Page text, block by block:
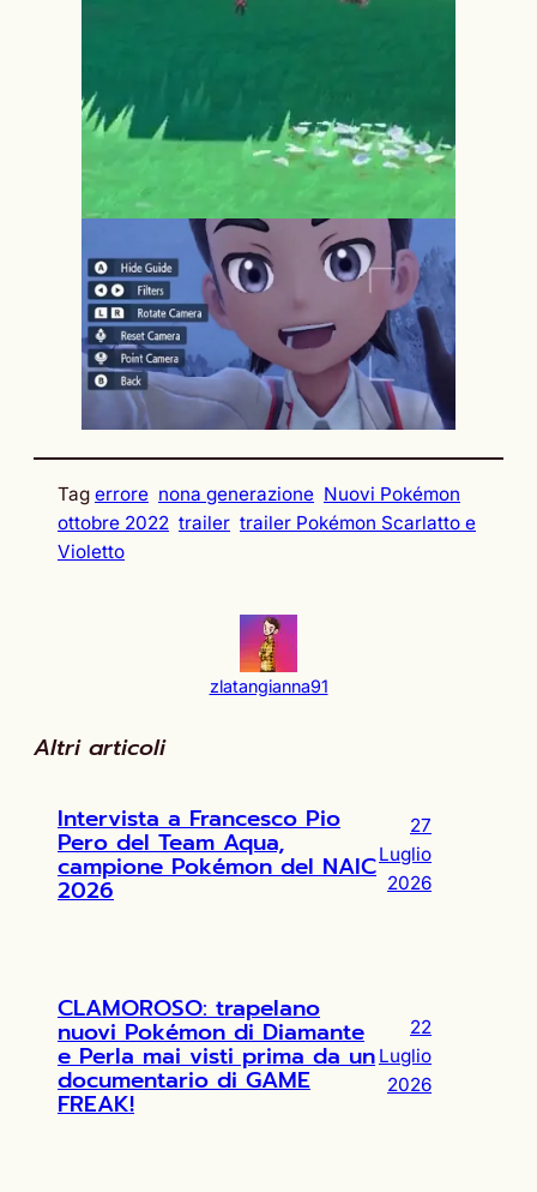
Tag errore nona generazione Nuovi Pokémon
ottobre 2022 trailer trailer Pokémon Scarlatto e
Violetto
zlatangianna91
Altri articoli
Intervista a Francesco Pio
Pero del Team Aqua,
campione Pokémon del NAIC
2026
27
Luglio
2026
CLAMOROSO: trapelano
nuovi Pokémon di Diamante
e Perla mai visti prima da un
documentario di GAME
FREAK!
22
Luglio
2026